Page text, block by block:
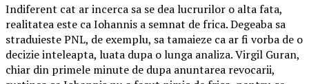
Indiferent cat ar incerca sa se dea lucrurilor o alta fata,
realitatea este ca Iohannis a semnat de frica. Degeaba sa
straduieste PNL, de exemplu, sa tamaieze ca ar fi vorba de o
decizie inteleapta, luata dupa o lunga analiza. Virgil Guran,
chiar din primele minute de dupa anuntarea revocarii,